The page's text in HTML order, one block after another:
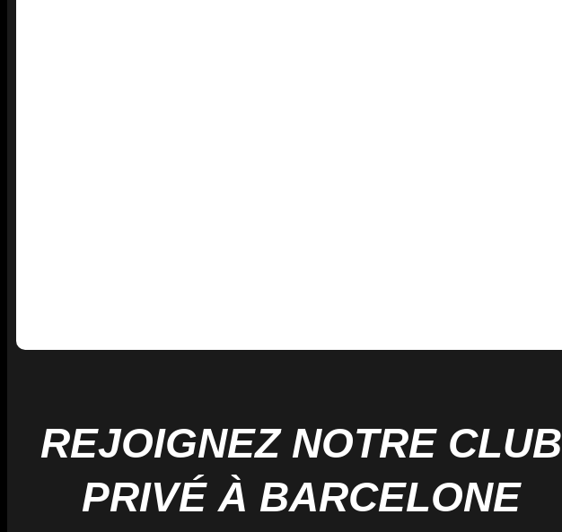
REJOIGNEZ NOTRE CLUB
PRIVÉ À BARCELONE